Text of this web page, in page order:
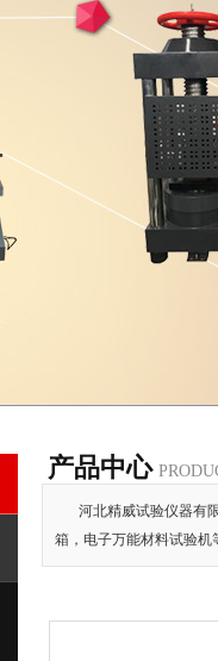
产品中心
河北精威试验仪器有
箱，电子万能材料试验机